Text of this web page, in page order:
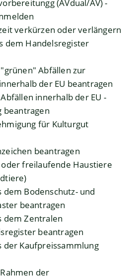
(AVdual/AV) -
verkürzen oder verlängern
dem Handelsregister
Abfällen zur
der EU beantragen
innerhalb der EU -
beantragen
für Kulturgut
beantragen
freilaufende Haustiere
dem Bodenschutz- und
beantragen
dem Zentralen
beantragen
der Kaufpreissammlung
der